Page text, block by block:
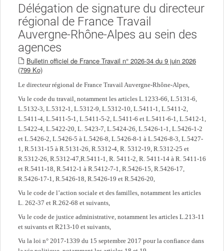
Délégation de signature du directeur
régional de France Travail
Auvergne-Rhône-Alpes au sein des
agences
Bulletin officiel de France Travail n° 2026-34 du 9 juin 2026
(799 Ko)
Le directeur régional de France Travail Auvergne-Rhône-Alpes,
Vu le code du travail, notamment les articles L.1233-66, L.5131-6,
L.5132-3, L.5312-1, L.5312-9, L.5312-10, L.5411-1, L.5411-2,
L.5411-4, L.5411-5-1, L.5411-5-2, L.5411-6 et L.5411-6-1, L.5412-1,
L.5422-4, L.5422-20, L. 5423-7, L.5424-26, L.5426-1-1, L.5426-1-2
et L.5426-2, L.5426-5 à L.5426-8, L.5426-8-1 à L.5426-8-3, L.5427-
1, R.5131-15 à R.5131-26, R.5312-4, R. 5312-19, R.5312-25 et
R.5312-26, R.5312-47,R.5411-1, R. 5411-2, R. 5411-14 à R. 5411-16
et R.5411-18, R.5412-1 à R.5412-7-1, R.5426-15, R.5426-17,
R.5426-17-1, R.5426-18, R.5426-19 et R.5426-20,
Vu le code de l’action sociale et des familles, notamment les articles
L. 262-37 et R.262-68 et suivants,
Vu le code de justice administrative, notamment les articles L.213-11
et suivants et R213-10 et suivants,
Vu la loi n° 2017-1339 du 15 septembre 2017 pour la confiance dans